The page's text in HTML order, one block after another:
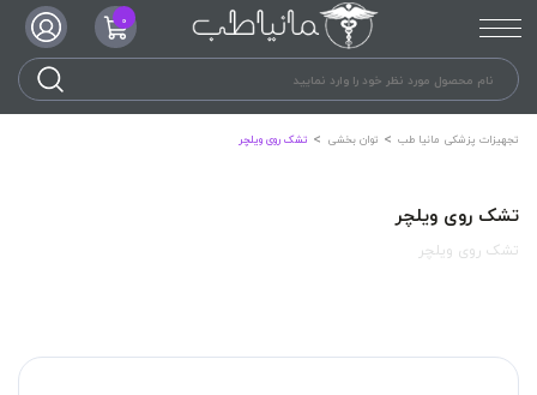
0
تجهیزات پزشکی مانیا طب توان بخشی تشک روی ویلچر
تشک روی ویلچر
تشک روی ویلچر